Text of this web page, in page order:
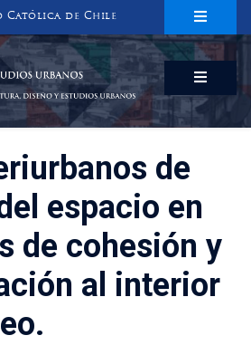
Católica de Chile
URBANOS
DISEÑO Y ESTUDIOS URBANOS
de
espacio en
de cohesión y
al interior